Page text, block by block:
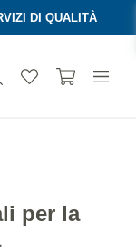
DI QUALITÀ
per la